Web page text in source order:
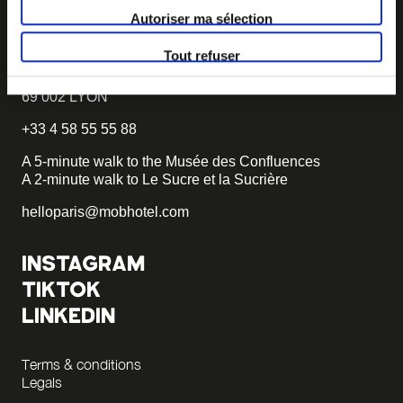
Autoriser ma sélection
Tout refuser
FIND MOB HOTEL
3-star Hotel
55 quai Rambaud
69 002 LYON
+33 4 58 55 55 88
A 5-minute walk to the Musée des Confluences
A 2-minute walk to Le Sucre et la Sucrière
helloparis@mobhotel.com
INSTAGRAM
TIKTOK
LINKEDIN
Terms & conditions
Legals